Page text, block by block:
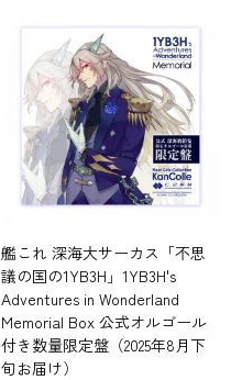
艦これ 深海大サーカス「不思
議の国の1YB3H」1YB3H's
Adventures in Wonderland
Memorial Box 公式オルゴール
付き数量限定盤（2025年8月下
旬お届け）